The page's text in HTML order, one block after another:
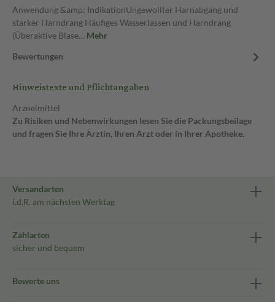
Anwendung &amp; IndikationUngewollter Harnabgang und
starker Harndrang Häufiges Wasserlassen und Harndrang
(Überaktive Blase… Mehr
Bewertungen
Hinweistexte und Pflichtangaben
Arzneimittel
Zu Risiken und Nebenwirkungen lesen Sie die Packungsbeilage
und fragen Sie Ihre Ärztin, Ihren Arzt oder in Ihrer Apotheke.
Versandarten
i.d.R. am nächsten Werktag
Zahlarten
sicher und bequem
Bewerte uns